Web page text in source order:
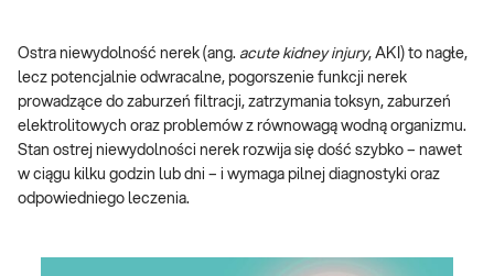
Ostra niewydolność nerek (ang. acute kidney injury, AKI) to nagłe,
lecz potencjalnie odwracalne, pogorszenie funkcji nerek
prowadzące do zaburzeń filtracji, zatrzymania toksyn, zaburzeń
elektrolitowych oraz problemów z równowagą wodną organizmu.
Stan ostrej niewydolności nerek rozwija się dość szybko – nawet
w ciągu kilku godzin lub dni – i wymaga pilnej diagnostyki oraz
odpowiedniego leczenia.